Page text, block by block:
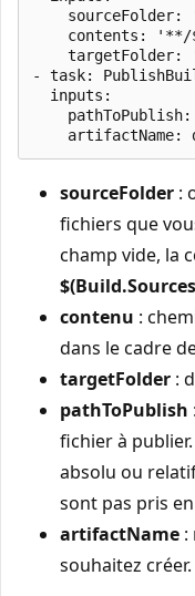
sourceFolder:
contents:
targetFolder:
- task:
  inputs:
sourceFolder :
fichiers que
champ vide, la
contenu :
dans le cadre
targetFolder :
pathToPublish
fichier à publier.
absolu ou
sont pas pris
artifactName :
souhaitez créer.